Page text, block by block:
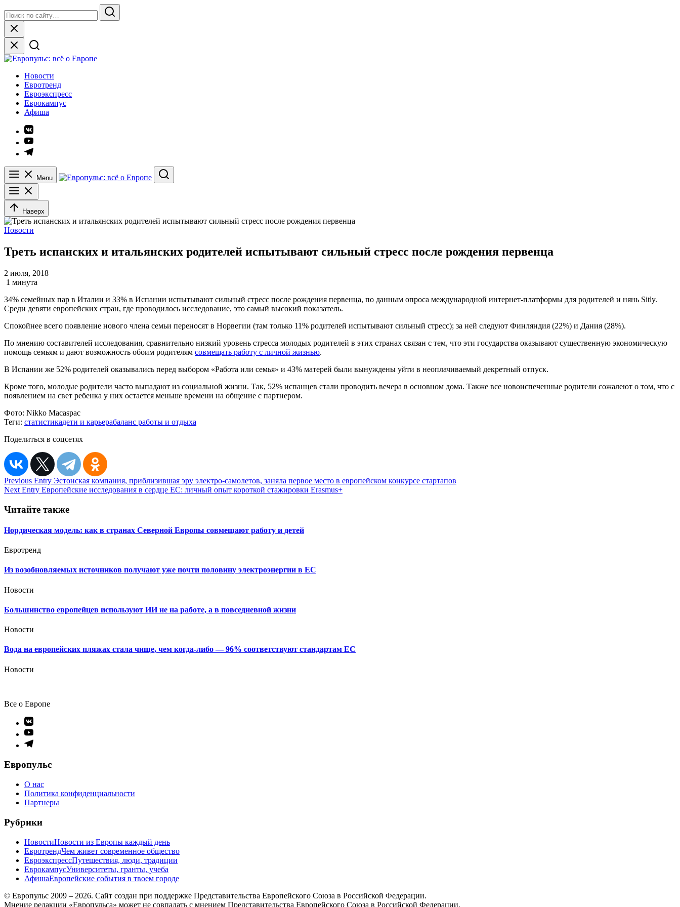
to
content
for:
Search
Close
Европульс: всё о Европе
Новости
Евротренд
Евроэкспресс
Еврокампус
Афиша
Элемент
меню
Элемент
меню
Элемент
Menu
Search
Наверх
Новости
Треть испанских и итальянских родителей испытывают сильный стресс после рождения первенца
2 июля, 2018
1 минута
34% семейных пар в Италии и 33% в Испании испытывают сильный стресс после рождения первенца, по данным опроса международной интернет-платформы для родителей и нянь Sitly.
Среди девяти европейских стран, где проводилось исследование, это самый высокий показатель.
Спокойнее всего появление нового члена семьи переносят в Норвегии (там только 11% родителей испытывают сильный стресс); за ней следуют Финляндия (22%) и Дания (28%).
По мнению составителей исследования, сравнительно низкий уровень стресса молодых родителей в этих странах связан с тем, что эти государства оказывают существенную экономическую
помощь семьям и дают возможность обоим родителям совмещать работу с личной жизнью.
В Испании же 52% родителей оказывались перед выбором «Работа или семья» и 43% матерей были вынуждены уйти в неоплачиваемый декретный отпуск.
Кроме того, молодые родители часто выпадают из социальной жизни. Так, 52% испанцев стали проводить вечера в основном дома. Также все новоиспеченные родители сожалеют о том, что с
появлением на свет ребенка у них остается меньше времени на общение с партнером.
Фото: Nikko Macaspac
Теги: статистикадети и карьерабаланс работы и отдыха
Поделиться в соцсетях
Навигация
по
записям
Previous Entry Эстонская компания, приблизившая эру электро-самолетов, заняла первое место в европейском конкурсе стартапов
Next Entry Европейские исследования в сердце ЕС: личный опыт короткой стажировки Erasmus+
Читайте также
Нордическая модель: как в странах Северной Европы совмещают работу и детей
Евротренд
Из возобновляемых источников получают уже почти половину электроэнергии в ЕС
Новости
Большинство европейцев используют ИИ не на работе, а в повседневной жизни
Новости
Вода на европейских пляжах стала чище, чем когда-либо — 96% соответствуют стандартам ЕС
Новости
Все о Европе
Элемент
меню
Элемент
меню
Элемент
Европульс
О нас
Политика конфиденциальности
Партнеры
Рубрики
НовостиНовости из Европы каждый день
ЕвротрендЧем живет современное общество
ЕвроэкспрессПутешествия, люди, традиции
ЕврокампусУниверситеты, гранты, учеба
АфишаЕвропейские события в твоем городе
© Европульс 2009 – 2026. Сайт создан при поддержке Представительства Европейского Союза в Российской Федерации.
Мнение редакции «Европульса» может не совпадать с мнением Представительства Европейского Союза в Российской Федерации.